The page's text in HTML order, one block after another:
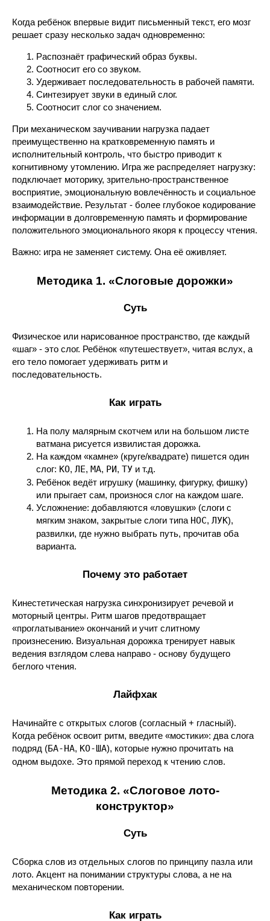
Когда ребёнок впервые видит письменный текст, его мозг
решает сразу несколько задач одновременно:
Распознаёт графический образ буквы.
Соотносит его со звуком.
Удерживает последовательность в рабочей памяти.
Синтезирует звуки в единый слог.
Соотносит слог со значением.
При механическом заучивании нагрузка падает
преимущественно на кратковременную память и
исполнительный контроль, что быстро приводит к
когнитивному утомлению. Игра же распределяет нагрузку:
подключает моторику, зрительно-пространственное
восприятие, эмоциональную вовлечённость и социальное
взаимодействие. Результат - более глубокое кодирование
информации в долговременную память и формирование
положительного эмоционального якоря к процессу чтения.
Важно: игра не заменяет систему. Она её оживляет.
Методика 1. «Слоговые дорожки»
Суть
Физическое или нарисованное пространство, где каждый
«шаг» - это слог. Ребёнок «путешествует», читая вслух, а
его тело помогает удерживать ритм и
последовательность.
Как играть
На полу малярным скотчем или на большом листе
ватмана рисуется извилистая дорожка.
На каждом «камне» (круге/квадрате) пишется один
слог: КО, ЛЕ, МА, РИ, ТУ и т.д.
Ребёнок ведёт игрушку (машинку, фигурку, фишку)
или прыгает сам, произнося слог на каждом шаге.
Усложнение: добавляются «ловушки» (слоги с
мягким знаком, закрытые слоги типа НОС, ЛУК),
развилки, где нужно выбрать путь, прочитав оба
варианта.
Почему это работает
Кинестетическая нагрузка синхронизирует речевой и
моторный центры. Ритм шагов предотвращает
«проглатывание» окончаний и учит слитному
произнесению. Визуальная дорожка тренирует навык
ведения взглядом слева направо - основу будущего
беглого чтения.
Лайфхак
Начинайте с открытых слогов (согласный + гласный).
Когда ребёнок освоит ритм, введите «мостики»: два слога
подряд (БА-НА, КО-ША), которые нужно прочитать на
одном выдохе. Это прямой переход к чтению слов.
Методика 2. «Слоговое лото-
конструктор»
Суть
Сборка слов из отдельных слогов по принципу пазла или
лото. Акцент на понимании структуры слова, а не на
механическом повторении.
Как играть